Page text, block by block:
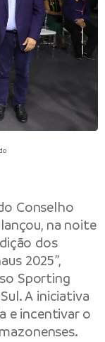
Conselho
na noite
dos
2025”,
Sporting
A iniciativa
e incentivar o